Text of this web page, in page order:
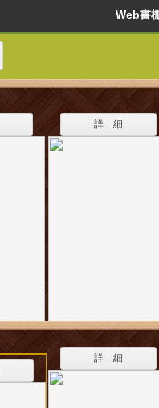
Web
詳 細
詳 細